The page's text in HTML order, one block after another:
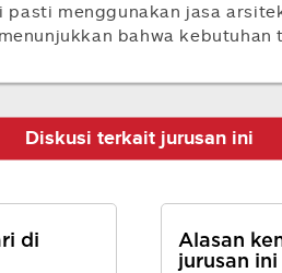
menggunakan jasa
bahwa kebutuhan
Diskusi terkait jurusan ini
di
Alasan
jurusan ini